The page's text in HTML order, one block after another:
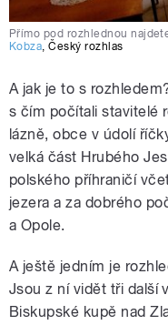
Přímo pod rozhlednou
Kobza,Český rozhlas
A jak je to s
s čím počítali stavitelé
lázně, obce v údolí
velká část Hrubého
polského příhraničí
jezera a za dobrého
a Opole.
A ještě jedním je
Jsou z ní vidět tři další
Biskupské kupě nad